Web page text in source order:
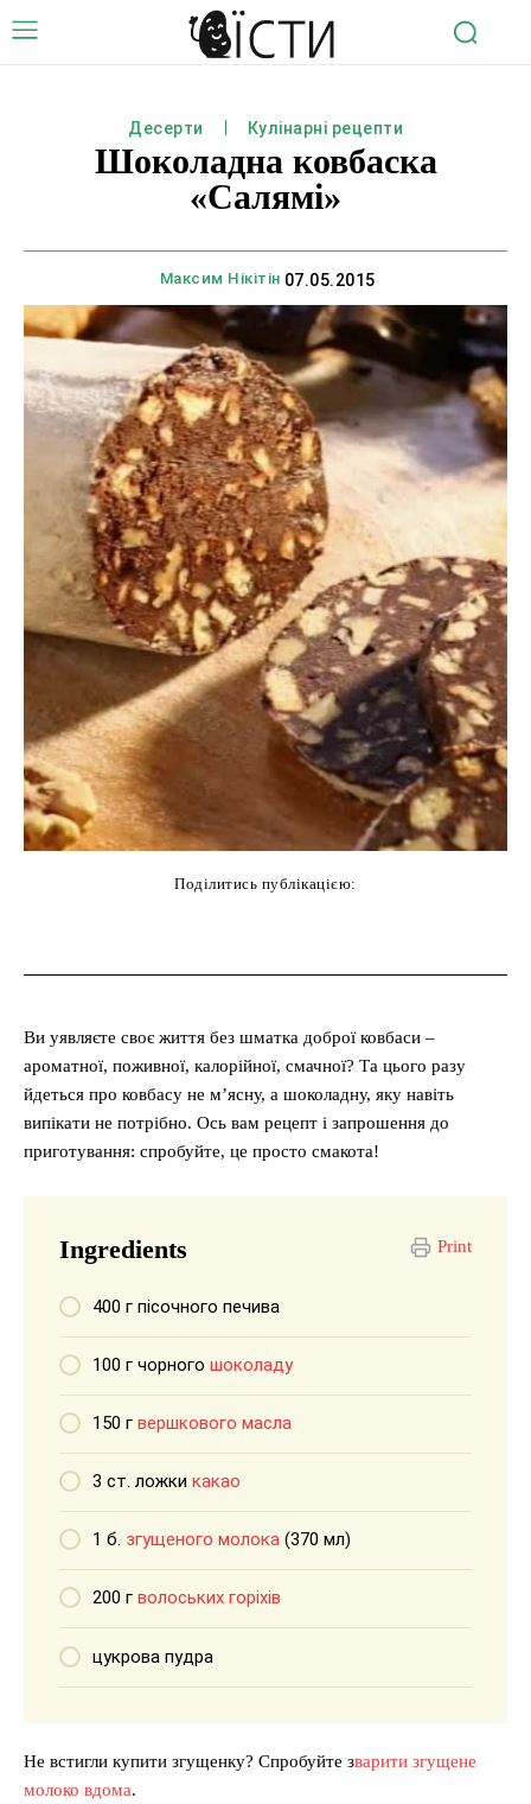
Десерти Кулінарні рецепти
Шоколадна ковбаска
«Салямі»
Максим Нікітін 07.05.2015
Поділитись публікацією:
Ви уявляєте своє життя без шматка доброї ковбаси –
ароматної, поживної, калорійної, смачної? Та цього разу
йдеться про ковбасу не м’ясну, а шоколадну, яку навіть
випікати не потрібно. Ось вам рецепт і запрошення до
приготування: спробуйте, це просто смакота!
Print
Ingredients
400 г пісочного печива
100 г чорного шоколаду
150 г вершкового масла
3 ст. ложки какао
1 б. згущеного молока (370 мл)
200 г волоських горіхів
цукрова пудра
Не встигли купити згущенку? Спробуйте зварити згущене
молоко вдома.